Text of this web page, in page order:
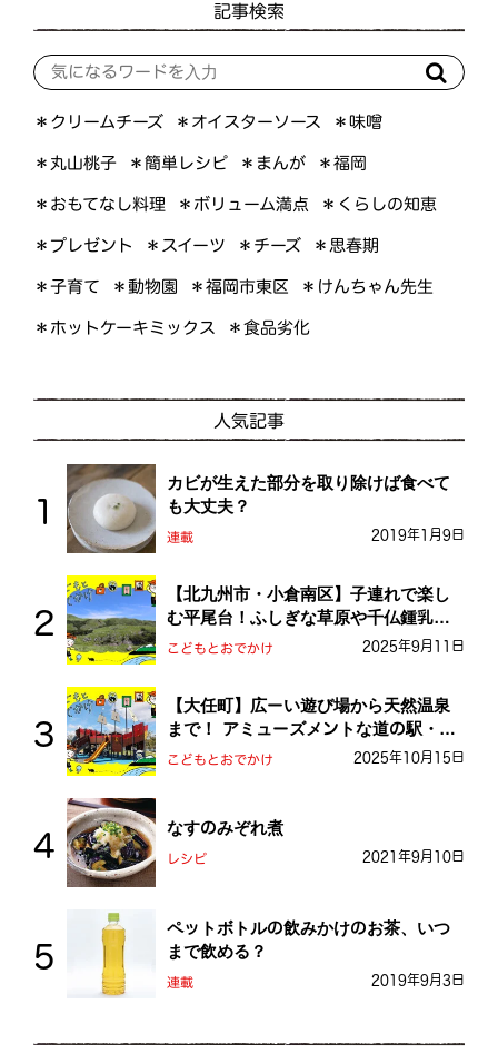
記事検索
＊クリームチーズ ＊オイスターソース ＊味噌
＊丸山桃子 ＊簡単レシピ ＊まんが ＊福岡
＊おもてなし料理 ＊ボリューム満点 ＊くらしの知恵
＊プレゼント ＊スイーツ ＊チーズ ＊思春期
＊子育て ＊動物園 ＊福岡市東区 ＊けんちゃん先生
＊ホットケーキミックス ＊食品劣化
人気記事
カビが生えた部分を取り除けば食べて
も大丈夫？
連載 2019年1月9日
【北九州市・小倉南区】子連れで楽し
む平尾台！ふしぎな草原や千仏鍾乳洞
を探検しよう！
こどもとおでかけ 2025年9月11日
【大任町】広ーい遊び場から天然温泉
まで！ アミューズメントな道の駅・お
おとう桜街道
こどもとおでかけ 2025年10月15日
なすのみぞれ煮
レシピ 2021年9月10日
ペットボトルの飲みかけのお茶、いつ
まで飲める？
連載 2019年9月3日